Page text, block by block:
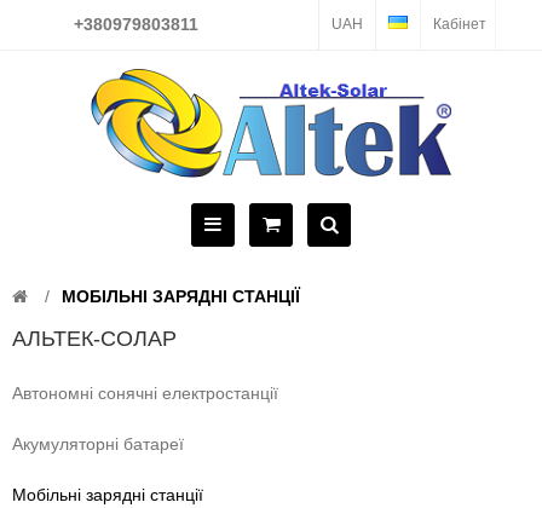
+380979803811 UAH Кабінет
МОБІЛЬНІ ЗАРЯДНІ СТАНЦІЇ
АЛЬТЕК-СОЛАР
Автономні сонячні електростанції
Акумуляторні батареї
Мобільні зарядні станції